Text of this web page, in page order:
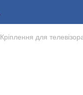
Кріплення для